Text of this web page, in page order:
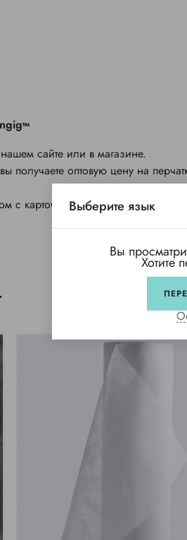
тм
сайте или в магазине.
оптовую цену на
с карточкой товара.Выберите язык
Вы
Хотите